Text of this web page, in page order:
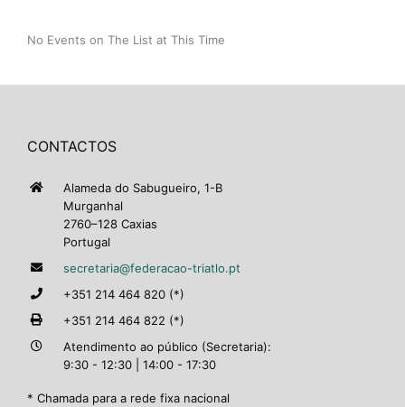
No Events on The List at This Time
CONTACTOS
Alameda do Sabugueiro, 1-B
Murganhal
2760–128 Caxias
Portugal
secretaria@federacao-triatlo.pt
+351 214 464 820 (*)
+351 214 464 822 (*)
Atendimento ao público (Secretaria):
9:30 - 12:30 | 14:00 - 17:30
* Chamada para a rede fixa nacional